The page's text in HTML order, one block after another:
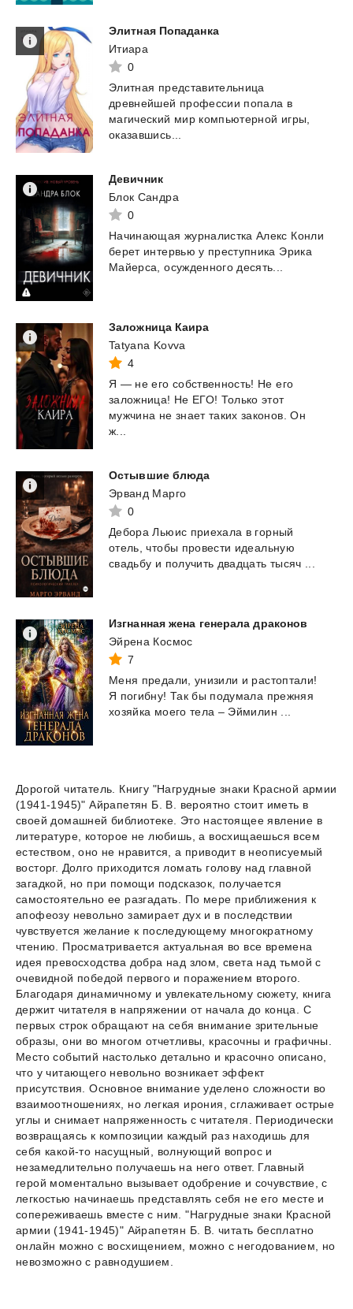
Элитная Попаданка
Итиара
0
Элитная представительница
древнейшей профессии попала в
магический мир компьютерной игры,
оказавшись...
Девичник
Блок Сандра
0
Начинающая журналистка Алекс Конли
берет интервью у преступника Эрика
Майерса,
осужденного десять...
Заложница Каира
Tatyana Kovva
4
Я — не его собственность! Не его
заложница! Не ЕГО! Только этот
мужчина не знает таких законов. Он
ж...
Остывшие блюда
Эрванд Марго
0
Дебора Льюис приехала в горный
отель, чтобы провести идеальную
свадьбу и получить двадцать тысяч
Изгнанная жена генерала драконов
Эйрена Космос
7
Меня предали, унизили и растоптали!
Я погибну! Так бы подумала прежняя
хозяйка моего тела – Эймилин
Дорогой читатель. Книгу "Нагрудные знаки Красной армии
(1941-1945)" Айрапетян Б. В. вероятно стоит иметь в
своей домашней библиотеке. Это настоящее явление в
литературе, которое не любишь, а восхищаешься всем
естеством, оно не нравится, а приводит в неописуемый
восторг. Долго приходится ломать голову над главной
загадкой, но при помощи подсказок, получается
самостоятельно ее разгадать. По мере приближения к
апофеозу невольно замирает дух и в последствии
чувствуется желание к последующему многократному
чтению. Просматривается актуальная во все времена
идея превосходства добра над злом, света над тьмой с
очевидной победой первого и поражением второго.
Благодаря динамичному и увлекательному сюжету, книга
держит читателя в напряжении от начала до конца. С
первых строк обращают на себя внимание зрительные
образы, они во многом отчетливы, красочны и графичны.
Место событий настолько детально и красочно описано,
что у читающего невольно возникает эффект
присутствия. Основное внимание уделено сложности во
взаимоотношениях, но легкая ирония, сглаживает острые
углы и снимает напряженность с читателя. Периодически
возвращаясь к композиции каждый раз находишь для
себя какой-то насущный, волнующий вопрос и
незамедлительно получаешь на него ответ. Главный
герой моментально вызывает одобрение и сочувствие, с
легкостью начинаешь представлять себя не его месте и
сопереживаешь вместе с ним. "Нагрудные знаки Красной
армии (1941-1945)" Айрапетян Б. В. читать бесплатно
онлайн можно с восхищением, можно с негодованием, но
невозможно с равнодушием.